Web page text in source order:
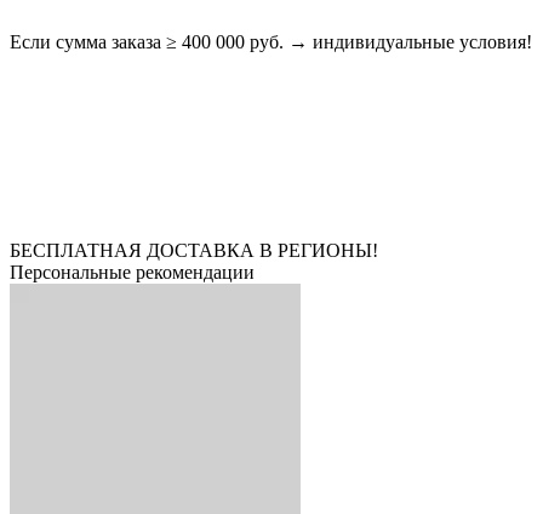
Если сумма заказа ≥ 400 000 руб. → индивидуальные условия!
БЕСПЛАТНАЯ ДОСТАВКА В РЕГИОНЫ!
Персональные рекомендации